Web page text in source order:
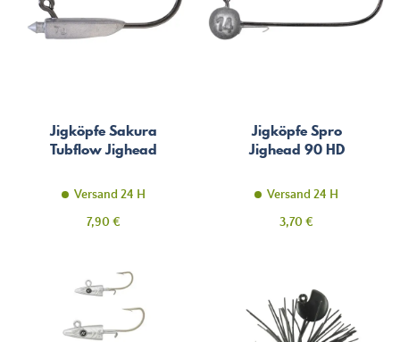
Jigköpfe Sakura
Tubflow Jighead
Versand 24 H
Preis
7,90 €
Jigköpfe Spro
Jighead 90 HD
Versand 24 H
Preis
3,70 €